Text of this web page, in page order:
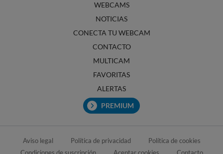
WEBCAMS
NOTICIAS
CONECTA TU WEBCAM
CONTACTO
MULTICAM
FAVORITAS
ALERTAS
PREMIUM
Aviso legal Política de privacidad
Política de cookies